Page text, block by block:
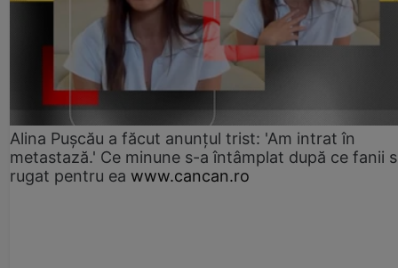
Alina Pușcău a făcut anunțul trist: 'Am intrat în
metastază.' Ce minune s-a întâmplat după ce fanii
rugat pentru ea www.cancan.ro